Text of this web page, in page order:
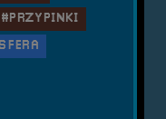
#PRZYPINKI